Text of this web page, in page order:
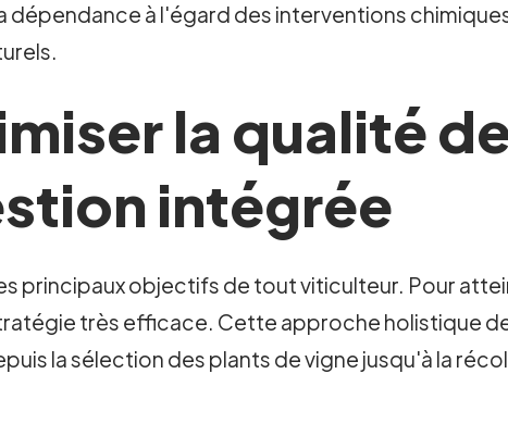
dépendance à l'égard des interventions
la qualité
intégrée
principaux objectifs de tout viticulteur. Pour
très efficace. Cette approche holistique
la sélection des plants de vigne jusqu'à la